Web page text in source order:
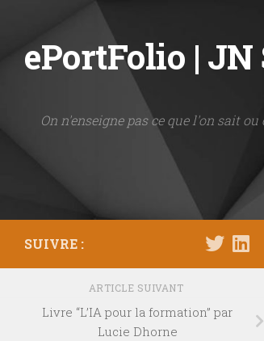
Skip to content
ePortFolio |
On n'enseigne pas ce que l'on sait
SUIVRE :
ARTICLE SUIVANT
Livre “L’IA pour la formation” par
Lucie Dhorne